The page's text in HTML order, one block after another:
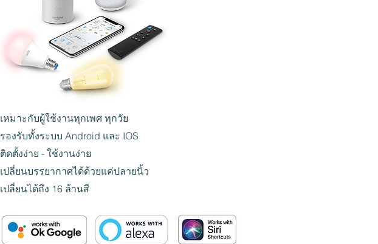
เหมาะกับผู้ใช้งานทุกเพศ ทุกวัย
รองรับทั้งระบบ Android และ IOS
ติดตั้งง่าย - ใช้งานง่าย
เปลี่ยนบรรยากาศได้ด้วยแค่ปลายนิ้ว
เปลี่ยนได้ถึง 16 ล้านสี